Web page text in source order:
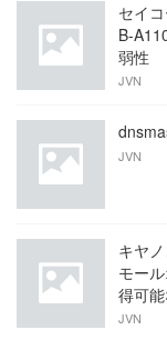
セイ
B-
弱性
JVN
JVN
キヤ
モー
得可
JVN